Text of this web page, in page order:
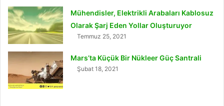
Mühendisler, Elektrikli Arabaları Kablosuz
Olarak Şarj Eden Yollar Oluşturuyor
Temmuz 25, 2021
Mars’ta Küçük Bir Nükleer Güç Santrali
Şubat 18, 2021